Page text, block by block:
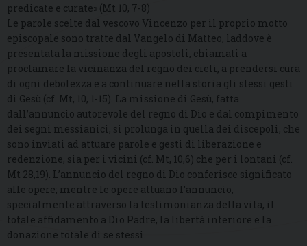
predicate e curate» (Mt 10, 7-8)
Le parole scelte dal vescovo Vincenzo per il proprio motto
episcopale sono tratte dal Vangelo di Matteo, laddove è
presentata la missione degli apostoli, chiamati a
proclamare la vicinanza del regno dei cieli, a prendersi cura
di ogni debolezza e a continuare nella storia gli stessi gesti
di Gesù (cf. Mt, 10, 1-15). La missione di Gesù, fatta
dall’annuncio autorevole del regno di Dio e dal compimento
dei segni messianici, si prolunga in quella dei discepoli, che
sono inviati ad attuare parole e gesti di liberazione e
redenzione, sia per i vicini (cf. Mt, 10,6) che per i lontani (cf.
Mt 28,19). L’annuncio del regno di Dio conferisce significato
alle opere; mentre le opere attuano l’annuncio,
specialmente attraverso la testimonianza della vita, il
totale affidamento a Dio Padre, la libertà interiore e la
donazione totale di se stessi.